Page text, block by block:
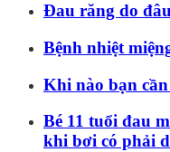
Đau răng do
Bệnh nhiệt
Khi nào bạn
Bé 11 tuổi đau
khi bơi có phải